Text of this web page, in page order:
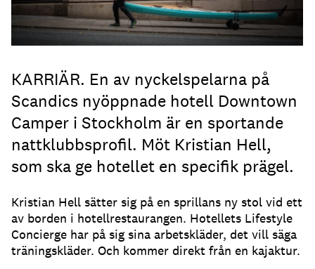
KARRIÄR. En av nyckelspelarna på
Scandics nyöppnade hotell Downtown
Camper i Stockholm är en sportande
nattklubbsprofil. Möt Kristian Hell,
som ska ge hotellet en specifik prägel.
Kristian Hell sätter sig på en sprillans ny stol vid ett
av borden i hotellrestaurangen. Hotellets Lifestyle
Concierge har på sig sina arbetskläder, det vill säga
träningskläder. Och kommer direkt från en kajaktur.